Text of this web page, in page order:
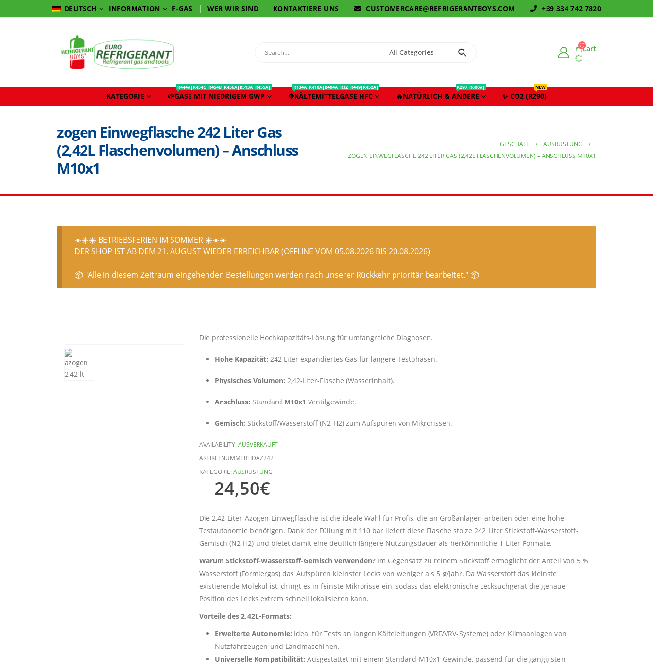
DEUTSCH INFORMATION F-GAS WER WIR SIND KONTAKTIERE UNS CUSTOMERCARE@REFRIGERANTBOYS.COM +39 334 742 7820
Cart
KATEGORIE 🌱GASE MIT NIEDRIGEM GWP
R444A|R454C|R454B|R456A|R513A|R455A|
⚙️KÄLTEMITTELGASE HFC
R134A|R410A|R404A|R32|R449|R452A|
🔥NATÜRLICH & ANDERE
R290|R600A|
✨ CO2 (R290)
NEW
zogen Einwegflasche 242 Liter Gas
(2,42L Flaschenvolumen) – Anschluss
M10x1
GESCHÄFT
AUSRÜSTUNG
ZOGEN EINWEGFLASCHE 242 LITER GAS (2,42L FLASCHENVOLUMEN) – ANSCHLUSS M10X1
☀️☀️☀️ BETRIEBSFERIEN IM SOMMER ☀️☀️☀️
DER SHOP IST AB DEM 21. AUGUST WIEDER ERREICHBAR (OFFLINE VOM 05.08.2026 BIS 20.08.2026)
📦 "Alle in diesem Zeitraum eingehenden Bestellungen werden nach unserer Rückkehr prioritär bearbeitet." 📦
Die professionelle Hochkapazitäts-Lösung für umfangreiche Diagnosen.
Hohe Kapazität: 242 Liter expandiertes Gas für längere Testphasen.
Physisches Volumen: 2,42-Liter-Flasche (Wasserinhalt).
Anschluss: Standard M10x1 Ventilgewinde.
Gemisch: Stickstoff/Wasserstoff (N2-H2) zum Aufspüren von Mikrorissen.
AVAILABILITY:AUSVERKAUFT
ARTIKELNUMMER: IDAZ242
KATEGORIE:AUSRÜSTUNG
24,50€
Die 2,42-Liter-Azogen-Einwegflasche ist die ideale Wahl für Profis, die an Großanlagen arbeiten oder eine hohe
Testautonomie benötigen. Dank der Füllung mit 110 bar liefert diese Flasche stolze 242 Liter Stickstoff-Wasserstoff-
Gemisch (N2-H2) und bietet damit eine deutlich längere Nutzungsdauer als herkömmliche 1-Liter-Formate.
Warum Stickstoff-Wasserstoff-Gemisch verwenden?Im Gegensatz zu reinem Stickstoff ermöglicht der Anteil von 5 %
Wasserstoff (Formiergas) das Aufspüren kleinster Lecks von weniger als 5 g/Jahr. Da Wasserstoff das kleinste
existierende Molekül ist, dringt es in feinste Mikrorisse ein, sodass das elektronische Lecksuchgerät die genaue
Position des Lecks extrem schnell lokalisieren kann.
Vorteile des 2,42L-Formats:
Erweiterte Autonomie: Ideal für Tests an langen Kälteleitungen (VRF/VRV-Systeme) oder Klimaanlagen von
Nutzfahrzeugen und Landmaschinen.
Universelle Kompatibilität: Ausgestattet mit einem Standard-M10x1-Gewinde, passend für die gängigsten